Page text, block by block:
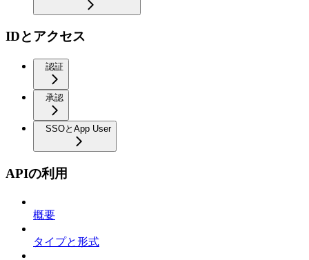
IDとアクセス
認証
承認
SSOとApp User
APIの利用
概要
タイプと形式